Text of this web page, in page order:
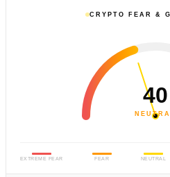
CRYPTO FEAR &
40
EXTREME FEAR FEAR NEUTRAL